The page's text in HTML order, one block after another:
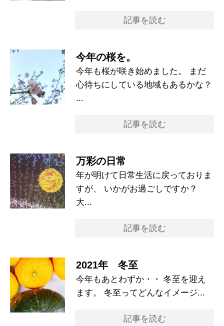
記事を読む
今年の桜を。
今年も桜が咲き始めました。 まだ
心待ちにしている地域もあるかな？
...
記事を読む
万彩の日常
年が明けて日常生活に戻っておりま
すが、 いかがお過ごしですか？
大...
記事を読む
2021年 冬至
今年もあとわずか・・ 冬至を迎え
ます。 冬至ってどんなイメージ...
記事を読む